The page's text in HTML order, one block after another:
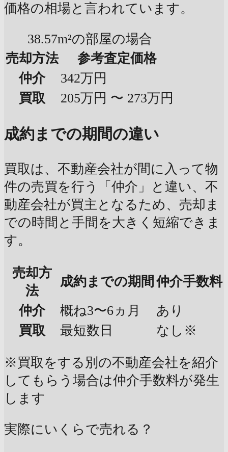
価格の相場と言われています。
38.57m²の部屋の場合
売却方法
参考査定価格
仲介
342万円
買取
205万円 〜 273万円
成約までの期間の違い
買取は、不動産会社が間に入って物
件の売買を行う「仲介」と違い、不
動産会社が買主となるため、売却ま
での時間と手間を大きく短縮できま
す。
売却方
法
成約までの期間 仲介手数料
仲介
概ね3〜6ヵ月
あり
買取
最短数日 なし※
※買取をする別の不動産会社を紹介
してもらう場合は仲介手数料が発生
します
実際にいくらで売れる？